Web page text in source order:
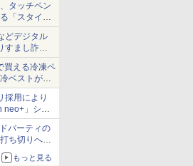
タッチペン
「スタイラ
も、持ち替
どデジタル
すまし詐欺
真や映像を
買える冷凍ペ
ベストがロ
・ざ・ろー
てる？】
採用により
neo+」シリ
メモリへの
パーティの
ち切りへ
もっと見る